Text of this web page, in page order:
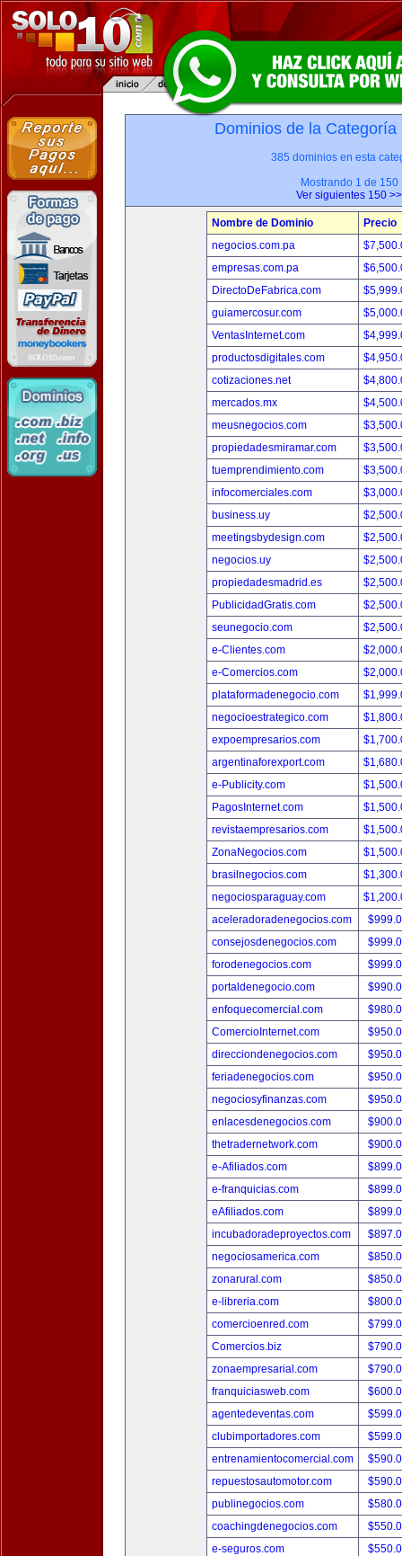
Dominios de la
385 dominios en esta
Mostrando 1 de 150
Ver siguientes 150 >>
Nombre de Dominio
Precio
negocios.com.pa
empresas.com.pa
DirectoDeFabrica.com
guiamercosur.com
VentasInternet.com
productosdigitales.com
cotizaciones.net
mercados.mx
meusnegocios.com
propiedadesmiramar.com
tuemprendimiento.com
infocomerciales.com
business.uy
meetingsbydesign.com
negocios.uy
propiedadesmadrid.es
PublicidadGratis.com
seunegocio.com
e-Clientes.com
e-Comercios.com
plataformadenegocio.com
negocioestrategico.com
expoempresarios.com
argentinaforexport.com
e-Publicity.com
PagosInternet.com
revistaempresarios.com
ZonaNegocios.com
brasilnegocios.com
negociosparaguay.com
aceleradoradenegocios.com
consejosdenegocios.com
forodenegocios.com
portaldenegocio.com
enfoquecomercial.com
ComercioInternet.com
direcciondenegocios.com
feriadenegocios.com
negociosyfinanzas.com
enlacesdenegocios.com
thetradernetwork.com
e-Afiliados.com
e-franquicias.com
eAfiliados.com
incubadoradeproyectos.com
negociosamerica.com
zonarural.com
e-libreria.com
comercioenred.com
Comercios.biz
zonaempresarial.com
franquiciasweb.com
agentedeventas.com
clubimportadores.com
entrenamientocomercial.com
repuestosautomotor.com
publinegocios.com
coachingdenegocios.com
e-seguros.com